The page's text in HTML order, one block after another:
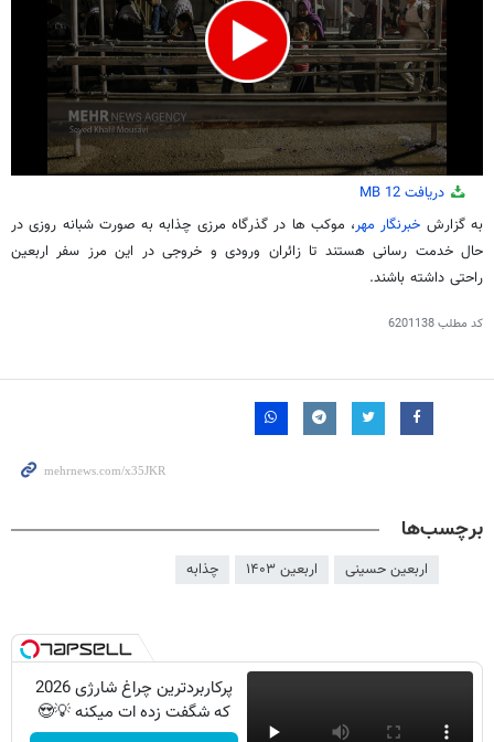
0
of
56
seconds
دریافت 12 MB
به گزارش خبرنگار مهر، موکب ها در گذرگاه مرزی چذابهبه صورت شبانه روزی در
حال خدمت رسانی هستند تا زائران ورودی و خروجی در این مرز سفر اربعین
راحتی داشته باشند.
کد مطلب6201138
برچسب‌ها
اربعین حسینی اربعین ۱۴۰۳ چذابه
پرکاربردترین چراغ شارژی 2026
که شگفت زده ات میکنه 💡😍